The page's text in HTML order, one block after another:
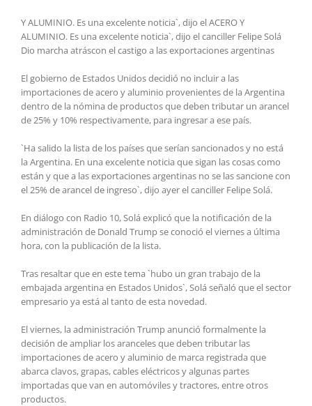
Y ALUMINIO. Es una excelente noticia`, dijo el ACERO Y
ALUMINIO. Es una excelente noticia`, dijo el canciller Felipe Solá
Dio marcha atráscon el castigo a las exportaciones argentinas
El gobierno de Estados Unidos decidió no incluir a las
importaciones de acero y aluminio provenientes de la Argentina
dentro de la nómina de productos que deben tributar un arancel
de 25% y 10% respectivamente, para ingresar a ese país.
`Ha salido la lista de los países que serían sancionados y no está
la Argentina. En una excelente noticia que sigan las cosas como
están y que a las exportaciones argentinas no se las sancione con
el 25% de arancel de ingreso`, dijo ayer el canciller Felipe Solá.
En diálogo con Radio 10, Solá explicó que la notificación de la
administración de Donald Trump se conoció el viernes a última
hora, con la publicación de la lista.
Tras resaltar que en este tema `hubo un gran trabajo de la
embajada argentina en Estados Unidos`, Solá señaló que el sector
empresario ya está al tanto de esta novedad.
El viernes, la administración Trump anunció formalmente la
decisión de ampliar los aranceles que deben tributar las
importaciones de acero y aluminio de marca registrada que
abarca clavos, grapas, cables eléctricos y algunas partes
importadas que van en automóviles y tractores, entre otros
productos.